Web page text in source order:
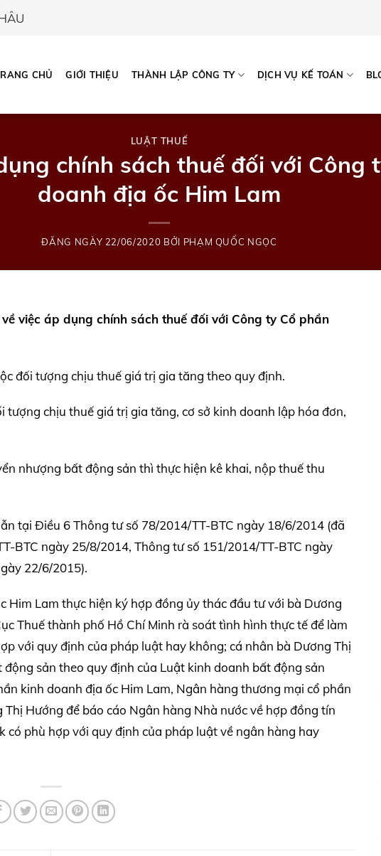
CHỦ GIỚI THIỆU THÀNH LẬP CÔNG TY DỊCH VỤ KẾ TOÁN
LUẬT THUẾ
chính sách thuế đối với Công
doanh địa ốc Him Lam
ĐĂNG NGÀY 22/06/2020 BỞI PHẠM QUỐC NGỌC
việc áp dụng chính sách thuế đối với Công ty Cổ phần
đối tượng chịu thuế giá trị gia tăng theo quy định.
tượng chịu thuế giá trị gia tăng, cơ sở kinh doanh lập hóa đơn,
nhượng bất động sản thì thực hiện kê khai, nộp thuế thu
tại Điều 6 Thông tư số 78/2014/TT-BTC ngày 18/6/2014 (đã
BTC ngày 25/8/2014, Thông tư số 151/2014/TT-BTC ngày
22/6/2015).
Him Lam thực hiện ký hợp đồng ủy thác đầu tư với bà Dương
Thuế thành phố Hồ Chí Minh rà soát tình hình thực tế để làm
với quy định của pháp luật hay không; cá nhân bà Dương Thị
sản theo quy định của Luật kinh doanh bất động sản
kinh doanh địa ốc Him Lam, Ngân hàng thương mại cổ phần
Hướng để báo cáo Ngân hàng Nhà nước về hợp đồng tín
phù hợp với quy định của pháp luật về ngân hàng hay